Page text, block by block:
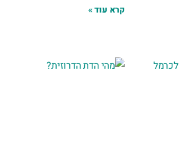
קרא עוד »